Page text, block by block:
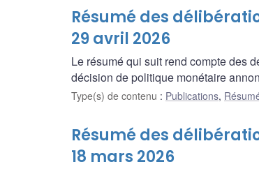
Résumé des
29 avril 2026
Le résumé qui suit rend compte des
décision de politique monétaire
Type(s) de contenu : Publications,
Résumé des
18 mars 2026